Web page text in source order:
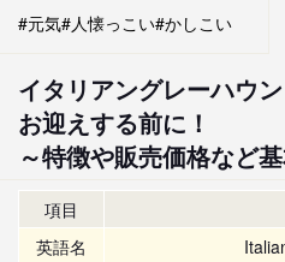
#元気#人懐っこい#かしこい
イタリアングレーハウ
お迎えする前に！
～特徴や販売価格など
項目
英語名